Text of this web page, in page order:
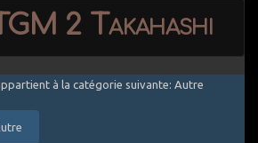
2 Takahashi
à la catégorie suivante: Autre